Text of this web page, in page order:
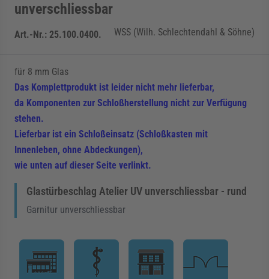
unverschliessbar
Art.-Nr.: 25.100.0400. WSS (Wilh. Schlechtendahl & Söhne)
für 8 mm Glas
Das Komplettprodukt ist leider nicht mehr lieferbar,
da Komponenten zur Schloßherstellung nicht zur Verfügung
stehen.
Lieferbar ist ein Schloßeinsatz (Schloßkasten mit
Innenleben, ohne Abdeckungen),
wie unten auf dieser Seite verlinkt.
Glastürbeschlag Atelier UV unverschliessbar - rund
Garnitur unverschliessbar